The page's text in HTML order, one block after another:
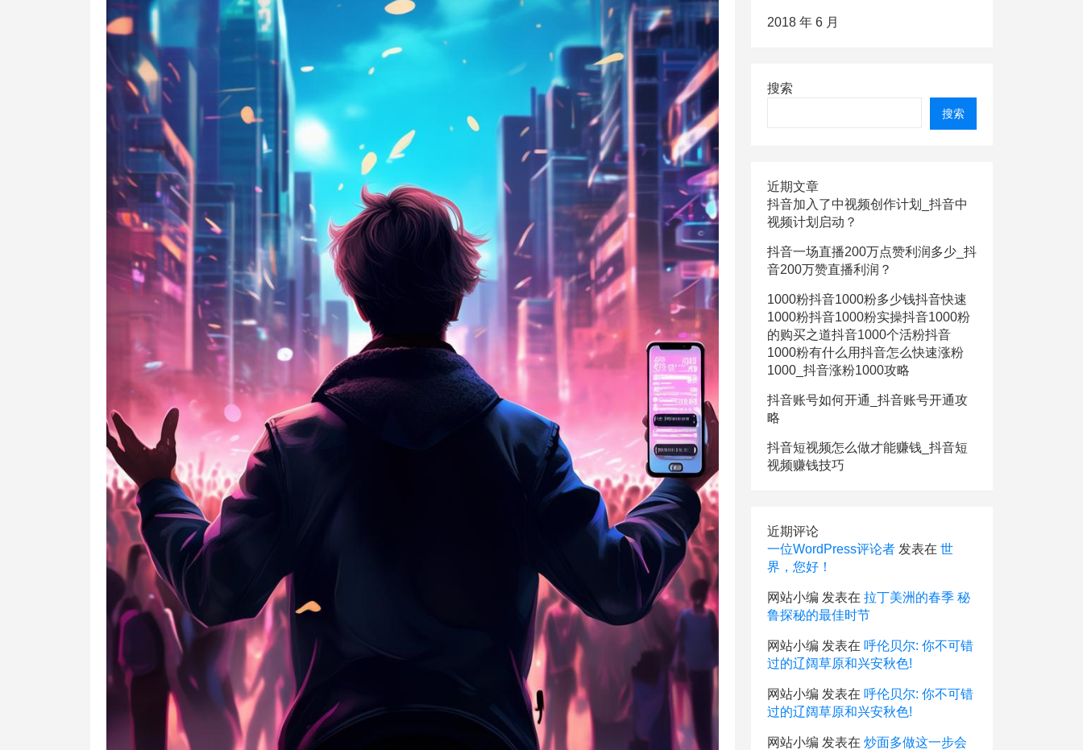
2018 年 6 月
搜索
搜索
近期文章
抖音加入了中视频创作计划_抖音中
视频计划启动？
抖音一场直播200万点赞利润多少_抖
音200万赞直播利润？
1000粉抖音1000粉多少钱抖音快速
1000粉抖音1000粉实操抖音1000粉
的购买之道抖音1000个活粉抖音
1000粉有什么用抖音怎么快速涨粉
1000_抖音涨粉1000攻略
抖音账号如何开通_抖音账号开通攻
略
抖音短视频怎么做才能赚钱_抖音短
视频赚钱技巧
近期评论
一位WordPress评论者 发表在 世
界，您好！
网站小编 发表在 拉丁美洲的春季 秘
鲁探秘的最佳时节
网站小编 发表在 呼伦贝尔: 你不可错
过的辽阔草原和兴安秋色!
网站小编 发表在 呼伦贝尔: 你不可错
过的辽阔草原和兴安秋色!
网站小编 发表在 炒面多做这一步会